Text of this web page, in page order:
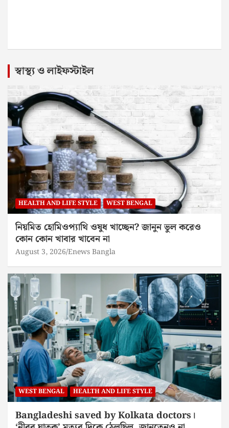
স্বাস্থ্য ও লাইফস্টাইল
HEALTH AND LIFE STYLE WEST BENGAL
নিয়মিত হোমিওপ্যাথি ওষুধ খাচ্ছেন? জানুন ভুল করেও
কোন কোন খাবার খাবেন না
August 3, 2026 Enews Bangla
WEST BENGAL HEALTH AND LIFE STYLE
Bangladeshi saved by Kolkata doctors।